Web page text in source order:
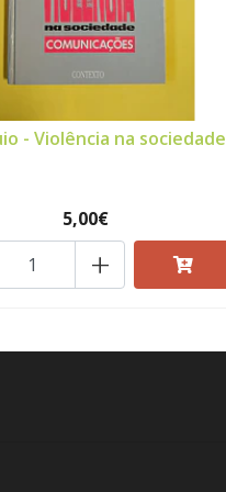
- Violência na sociedade
5,00€
+